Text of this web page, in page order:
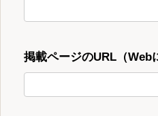
掲載ページのURL（Web